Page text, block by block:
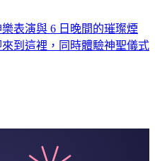
表演與 6 日晚間的璀璨煙
到這裡，同時體驗神聖儀式